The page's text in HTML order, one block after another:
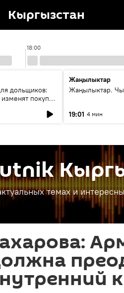
Кыргызстан
18:00
дольщиков:
покупку
Жаңылыктар
Жаңылыктар.
19:01 4 мин
темах и